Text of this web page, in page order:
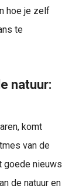
hoe je zelf
te
natuur:
komt
van de
goede nieuws
de natuur en